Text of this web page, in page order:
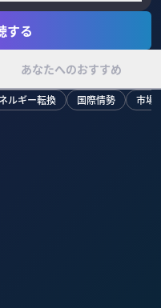
する
あなたへのおすすめ
ルギー転換 国際情勢 市場